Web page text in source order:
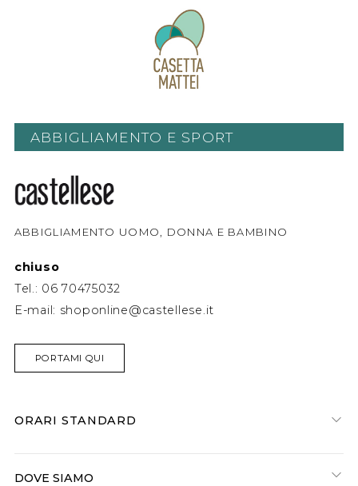
ABBIGLIAMENTO E SPORT
ABBIGLIAMENTO UOMO, DONNA E BAMBINO
chiuso
Tel.: 06 70475032
E-mail: shoponline@castellese.it
PORTAMI QUI
ORARI STANDARD
DOVE SIAMO